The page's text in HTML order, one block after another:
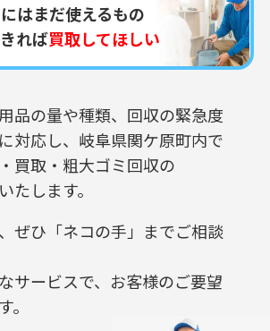
はまだ使えるもの
れば買取してほしい
品の量や種類、回収の緊急度
対応し、 岐阜県関ケ原町内で
買取・粗大ゴミ回収の
たします。
ぜひ「ネコの手」までご相談
サービスで、お客様のご要望
。